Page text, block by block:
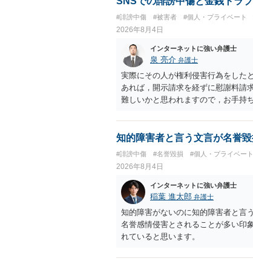
#誹謗中傷 #被害者 #個人・プライベート
2026年8月4日
インターネットに強い弁護士
泉 亮介 弁護士
実際にその人が権利侵害行為をした
あれば，開示請求を経ずに慰謝料請
難しいかと思われますので，お手持
知的障害者と言う文言が名誉
#誹謗中傷 #名誉毀損 #個人・プライベート
2026年8月4日
インターネットに強い弁護士
稲葉 進太郎 弁護士
知的障害がないのに知的障害者と言
名誉感情侵害とされることが多い印
れていると思います。